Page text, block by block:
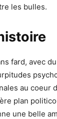
les bulles.
fard, avec
au coeur
plan
une belle